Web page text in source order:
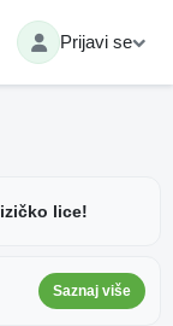
Prijavi se
lice!
Saznaj više